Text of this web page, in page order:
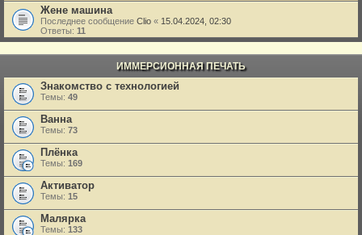
Жене машина
Последнее сообщение Clio « 15.04.2024, 02:30
Ответы: 11
ИММЕРСИОННАЯ ПЕЧАТЬ
Знакомство с технологией
Темы: 49
Ванна
Темы: 73
Плёнка
Темы: 169
Активатор
Темы: 15
Малярка
Темы: 133